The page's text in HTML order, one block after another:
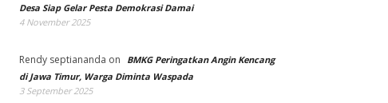
Desa Siap Gelar Pesta Demokrasi Damai
4 November 2025
Rendy septiananda on
BMKG Peringatkan Angin Kencang
di Jawa Timur, Warga Diminta Waspada
3 September 2025